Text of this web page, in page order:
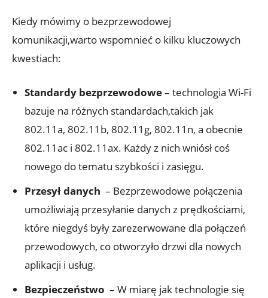
Kiedy mówimy o ‌bezprzewodowej ​
komunikacji,warto wspomnieć o⁤ kilku kluczowych
kwestiach:
Standardy ‌bezprzewodowe– technologia Wi-Fi
⁤bazuje⁣ na różnych standardach,takich jak
802.11a, 802.11b, 802.11g, 802.11n, ‍a ⁢obecnie‍
802.11ac i 802.11ax.‍ Każdy z nich​ wniósł coś
nowego do tematu ⁢szybkości i zasięgu.
Przesył danych ‍ – ⁢Bezprzewodowe połączenia
umożliwiają przesyłanie danych ‍z prędkościami,‍
które⁢ niegdyś były zarezerwowane​ dla połączeń
przewodowych, co otworzyło drzwi dla nowych
⁤aplikacji i usług.
Bezpieczeństwo ⁣ – ⁢W miarę jak​ technologie się